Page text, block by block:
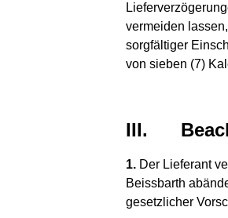
vermeiden
sorgfältiger
von sieben (7)
III.
1. Der Lieferant
Beissbarth
gesetzlicher